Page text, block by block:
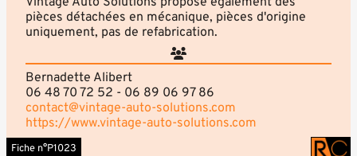
pièces détachées en mécanique, pièces d'origine
uniquement, pas de refabrication.
Bernadette Alibert
06 48 70 72 52 - 06 89 06 97 86
contact@vintage-auto-solutions.com
https://www.vintage-auto-solutions.com
Fiche n°P1023